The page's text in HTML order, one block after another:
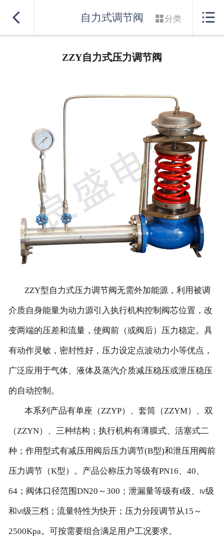
实力良盛
产品系列
服务支持
联系我们
 自力式调节阀 分类 
ZZY自力式压力调节阀
ZZY型自力式压力调节阀无需外加能源，利用被调
介质自身能量为动力源引入执行机构控制阀芯位置，改
变两端的压差和流量，使阀前（或阀后）压力稳定。具
有动作灵敏，密封性好，压力设定点波动力小等优点，
广泛应用于气体、液体及蒸汽介质减压稳压或泄压稳压
的自动控制。
本系列产品有单座（ZZYP）、套筒（ZZYM）、双
（ZZYN）、三种结构；执行机构有薄膜式、活塞式二
种；作用型式有减压用阀后压力调节(B型)和泄压用阀前
压力调节（K型）。产品公称压力等级有PN16、40、
64；阀体口径范围DN20～300；泄漏量等级有Ⅱ级、 Ⅳ级
和Ⅵ级三档；流量特性为快开；压力分段调节从15～
2500Kpa。可按需要组合满足用户工况要求。